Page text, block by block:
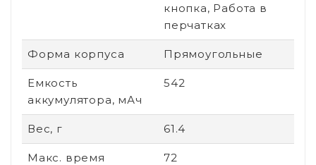
кнопка, Работа в
перчатках
Форма корпуса Прямоугольные
Емкость
аккумулятора, мАч
542
Вес, г 61.4
Макс. время
72